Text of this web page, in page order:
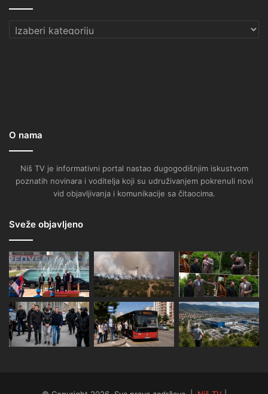
Kategorije
O nama
Niš TV je informativni portal nastao dugogodišnjim iskustvom
poznatih novinara i voditelja koji su udruživanjem pokrenuli novi
vid objavljivanja i komunikacije sa čitaocima.
Sveže objavljeno